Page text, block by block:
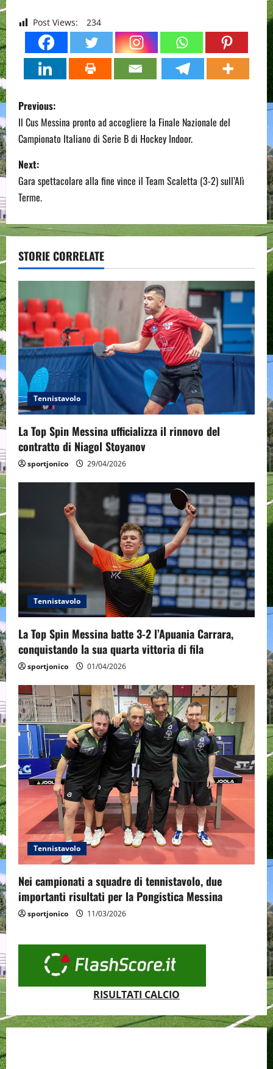
Post Views: 234
P
o
s
t
n
a
v
i
g
a
t
i
o
n
Previous:
Il Cus Messina pronto ad accogliere la Finale Nazionale del
Campionato Italiano di Serie B di Hockey Indoor.
Next:
Gara spettacolare alla fine vince il Team Scaletta (3-2) sull’Alì
Terme.
STORIE CORRELATE
Tennistavolo
La Top Spin Messina ufficializza il rinnovo del
contratto di Niagol Stoyanov
sportjonico 29/04/2026
Tennistavolo
La Top Spin Messina batte 3-2 l’Apuania Carrara,
conquistando la sua quarta vittoria di fila
sportjonico 01/04/2026
Tennistavolo
Nei campionati a squadre di tennistavolo, due
importanti risultati per la Pongistica Messina
sportjonico 11/03/2026
RISULTATI CALCIO